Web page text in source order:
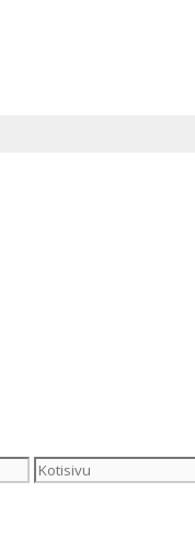
Kotisivu